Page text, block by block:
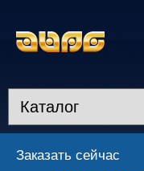
Заказать сейчас